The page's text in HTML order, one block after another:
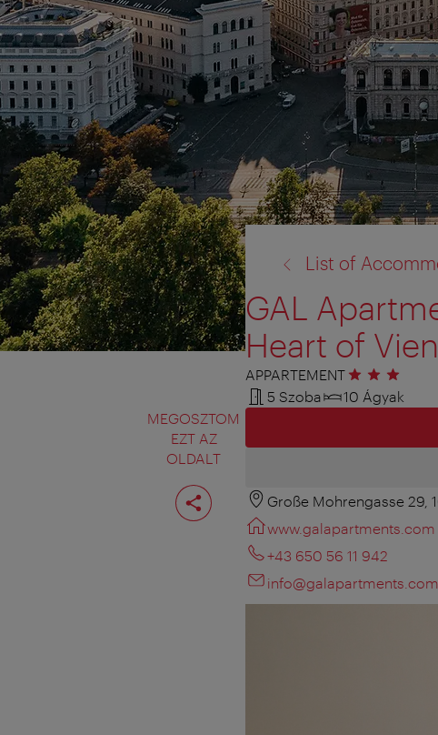
MEGOSZTOM
EZT AZ
OLDALT
Oldal
megosztása
List of
GAL
Heart of
APPARTEMENT3 csillag
5 Szoba
10 Ágyak
Große Mohrengasse 29,
www.galapartments.com
+43 650 56 11 942
info@galapartments.com